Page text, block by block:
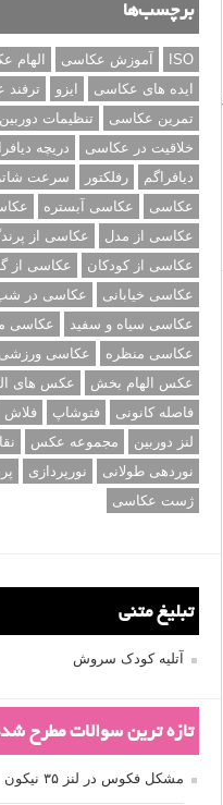
برچسب‌ها
ISO آموزش عکاسی
الهام
ایده های عکاسی
ایزو
تمرین عکاسی
تنظیمات دوربین
خلاقیت در عکاسی
دریچه
دیافراگم
رفلکتور سرعت شاتر
عکاسی
عکاسی آبستره
عکاسی از مدل
عکاسی از
عکاسی از کودکان
عکاسی از
عکاسی خیابانی
عکاسی در
عکاسی سیاه و سفید
عکاسی
عکاسی منظره
عکاسی ورزشی
عکس الهام بخش
عکس های
فاصله کانونی
فتوشاپ فلاش
لنز دوربین
مجموعه عکس
نوردهی طولانی
نورپردازی
ژست عکاسی
تبلیغ متنی
آتلیه کودک سروش
تازه ترین سوالات مطرح
مشکل فکوس در لنز ۳۵ نیکون